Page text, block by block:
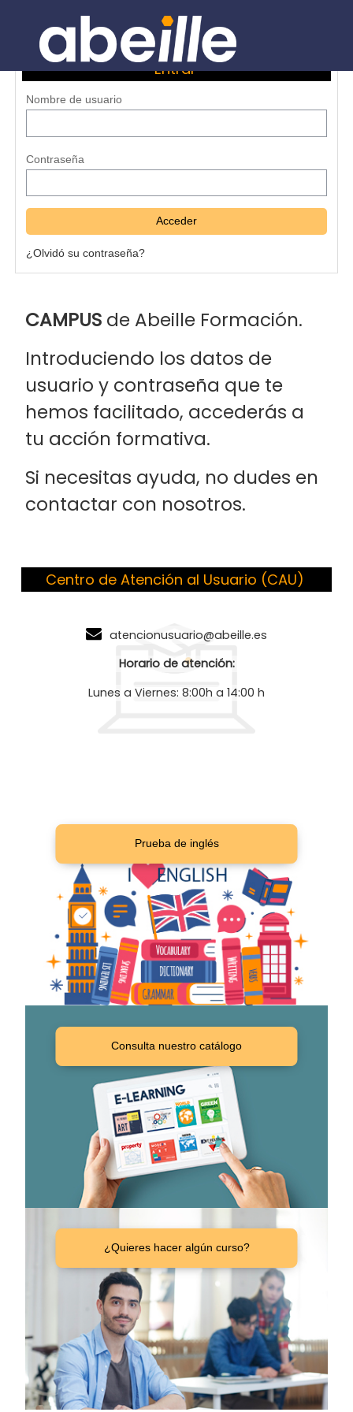
Entrar
Nombre de usuario
Contraseña
¿Olvidó su contraseña?
CAMPUS de Abeille Formación.
Introduciendo los datos de
usuario y contraseña que te
hemos facilitado, accederás a
tu acción formativa.
Si necesitas ayuda, no dudes en
contactar con nosotros.
Centro de Atención al Usuario (CAU)
atencionusuario@abeille.es
Horario de atención:
Lunes a Viernes: 8:00h a 14:00 h
Prueba de inglés
Consulta nuestro catálogo
¿Quieres hacer algún curso?